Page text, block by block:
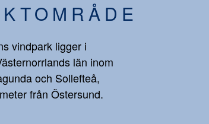
vindpark ligger i
län inom
och Sollefteå,
från Östersund.